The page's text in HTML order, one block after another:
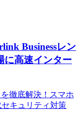
Businessレン
に高速インター